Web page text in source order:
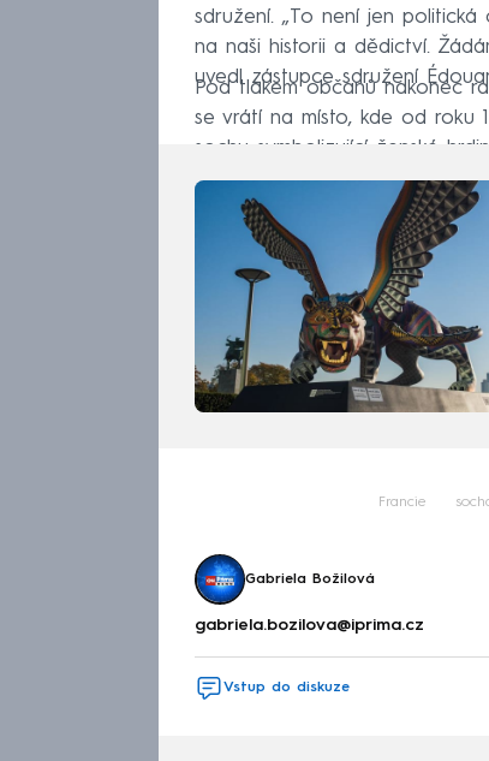
sdružení. „To není jen
na naši historii a dědictví.
uvedl zástupce sdružení
Pod tlakem občanů nakonec
se vrátí na místo, kde od roku
sochu symbolizující ženské
Francie
Gabriela Božilová
gabriela.bozilova@iprima.cz
Vstup do diskuze